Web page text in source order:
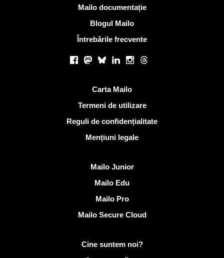
Mailo documentație
Blogul Mailo
Întrebările frecvente
Facebook
Mastodon
BlueskyLinkedInInstagram
Threads
Carta Mailo
Termeni de utilizare
Reguli de confidențialitate
Mențiuni legale
Mailo Junior
Mailo Edu
Mailo Pro
Mailo Secure Cloud
Mai multe informații despre Mailo
Cine suntem noi?